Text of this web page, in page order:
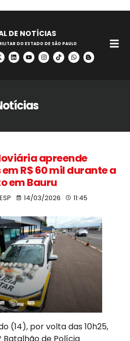
DE NOTÍCIAS
DO ESTADO DE SÃO PAULO
apreende
R$ 60 mil durante a
em Bauru
14/03/2026 11:45
(14), por volta das 10h25,